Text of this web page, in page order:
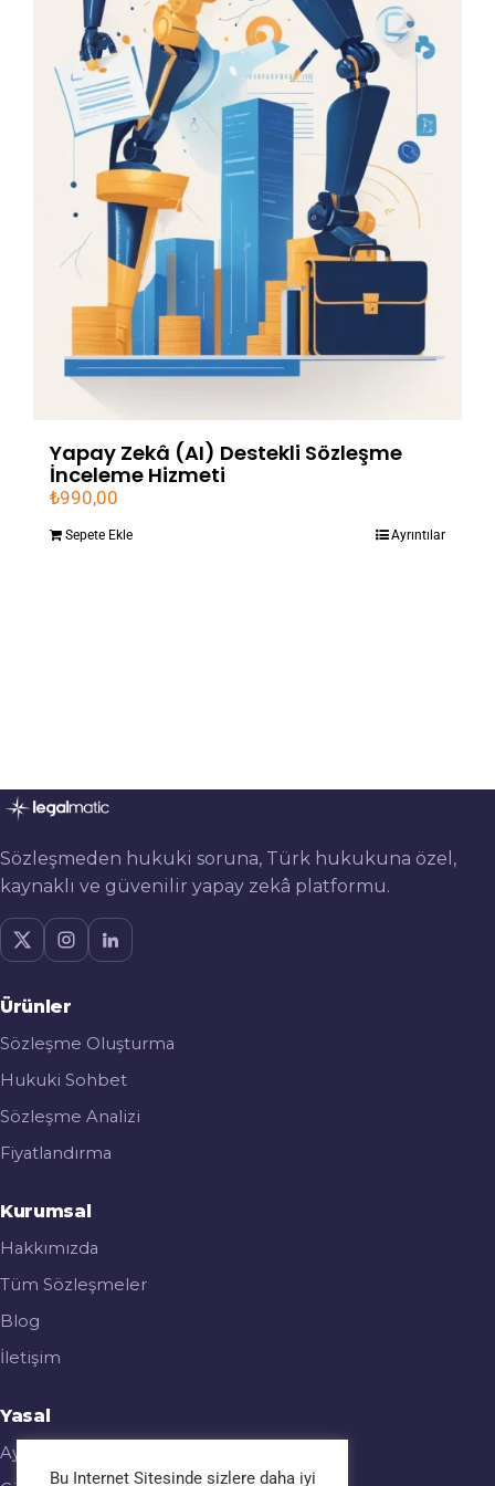
Yapay Zekâ (AI) Destekli Sözleşme
İnceleme Hizmeti
₺990,00
Sepete Ekle Ayrıntılar
Sözleşmeden hukuki soruna, Türk hukukuna özel,
kaynaklı ve güvenilir yapay zekâ platformu.
Ürünler
Sözleşme Oluşturma
Hukuki Sohbet
Sözleşme Analizi
Fiyatlandırma
Kurumsal
Hakkımızda
Tüm Sözleşmeler
Blog
İletişim
Yasal
Aydınlatma Metni
Bu Internet Sitesinde sizlere daha iyi